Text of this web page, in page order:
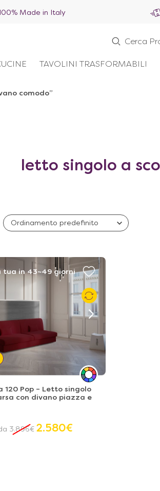
Made in Italy
TAVOLINI TRASFORMABILI
Cerca
comodo”
letto singolo a
tua in 43~49 giorni
120 Pop – Letto singolo
con divano piazza e
3.896€ 2.580€